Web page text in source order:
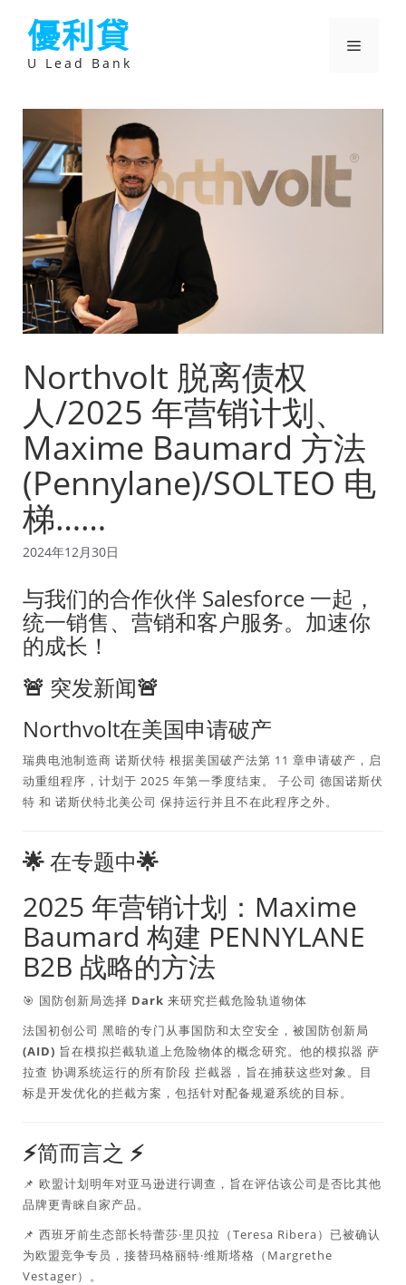
優利貸
U Lead Bank
選
Northvolt 脱离债权
人/2025 年营销计划、
Maxime Baumard 方法
(Pennylane)/SOLTEO 电
梯……
2024年12月30日
与我们的合作伙伴 Salesforce 一起，
统一销售、营销和客户服务。加速你
的成长！
🚨 突发新闻🚨
Northvolt在美国申请破产
瑞典电池制造商 诺斯伏特 根据美国破产法第 11 章申请破产，启
动重组程序，计划于 2025 年第一季度结束。 子公司 德国诺斯伏
特 和 诺斯伏特北美公司 保持运行并且不在此程序之外。
🌟在专题中🌟
2025 年营销计划：Maxime
Baumard 构建 PENNYLANE
B2B 战略的方法
🎯 国防创新局选择 Dark 来研究拦截危险轨道物体
法国初创公司 黑暗的专门从事国防和太空安全，被国防创新局
(AID) 旨在模拟拦截轨道上危险物体的概念研究。他的模拟器 萨
拉查 协调系统运行的所有阶段 拦截器 ，旨在捕获这些对象。目
标是开发优化的拦截方案，包括针对配备规避系统的目标。
⚡简而言之 ⚡
📌 欧盟计划明年对亚马逊进行调查，旨在评估该公司是否比其他
品牌更青睐自家产品。
📌 西班牙前生态部长特蕾莎·里贝拉（Teresa Ribera）已被确认
为欧盟竞争专员，接替玛格丽特·维斯塔格（Margrethe
Vestager）。